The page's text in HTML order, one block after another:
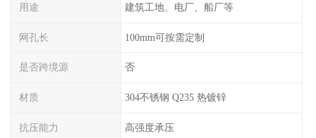
用途 建筑工地、电厂、船厂等
网孔长 100mm可按需定制
是否跨境源 否
材质 304不锈钢 Q235 热镀锌
抗压能力 高强度承压